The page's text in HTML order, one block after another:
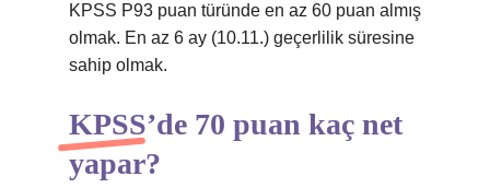
KPSS P93 puan türünde en az 60 puan almış
olmak. En az 6 ay (10.11.) geçerlilik süresine
sahip olmak.
KPSS’de 70 puan kaç net
yapar?